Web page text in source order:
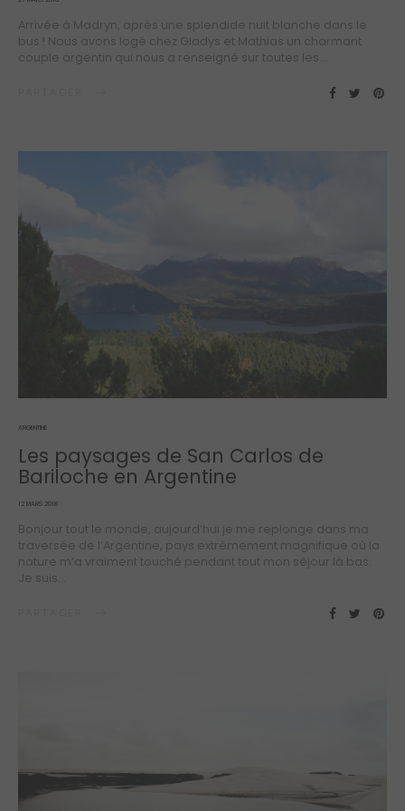
Arrivée à Madryn, après une splendide nuit blanche dans le
bus ! Nous avons logé chez Gladys et Mathias un charmant
couple argentin qui nous a renseigné sur toutes les…
ARGENTINE
Les paysages de San Carlos de
Bariloche en Argentine
POSTED
12 MARS 2018
Bonjour tout le monde, aujourd’hui je me replonge dans ma
traversée de l’Argentine, pays extrêmement magnifique où la
nature m’a vraiment touché pendant tout mon séjour là bas.
Je suis…